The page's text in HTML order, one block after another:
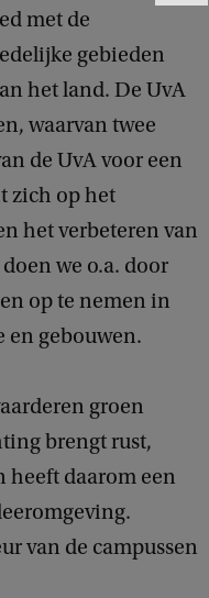
met de
gebieden
het land. De UvA
waarvan twee
de UvA voor een
zich op het
het verbeteren van
we o.a. door
op te nemen in
gebouwen.
groen
brengt rust,
heeft daarom een
van de campussen
b